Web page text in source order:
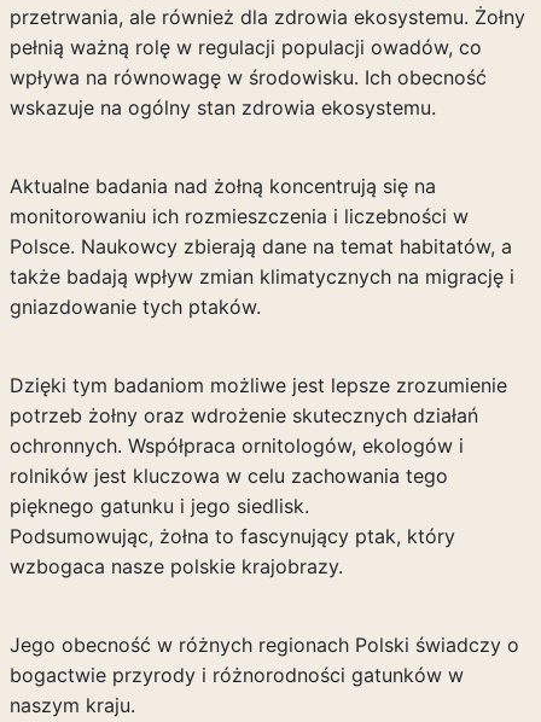
przetrwania, ale również dla zdrowia ekosystemu. Żołny
pełnią ważną rolę w regulacji populacji owadów, co
wpływa na równowagę w środowisku. Ich obecność
wskazuje na ogólny stan zdrowia ekosystemu.
Aktualne badania nad żołną koncentrują się na
monitorowaniu ich rozmieszczenia i liczebności w
Polsce. Naukowcy zbierają dane na temat habitatów, a
także badają wpływ zmian klimatycznych na migrację i
gniazdowanie tych ptaków.
Dzięki tym badaniom możliwe jest lepsze zrozumienie
potrzeb żołny oraz wdrożenie skutecznych działań
ochronnych. Współpraca ornitologów, ekologów i
rolników jest kluczowa w celu zachowania tego
pięknego gatunku i jego siedlisk.
Podsumowując, żołna to fascynujący ptak, który
wzbogaca nasze polskie krajobrazy.
Jego obecność w różnych regionach Polski świadczy o
bogactwie przyrody i różnorodności gatunków w
naszym kraju.